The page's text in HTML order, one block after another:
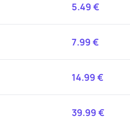
5.49 €
7.99 €
14.99 €
39.99 €